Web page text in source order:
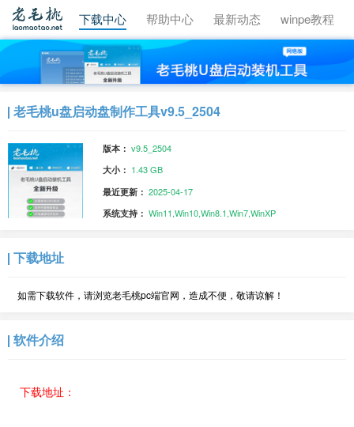
视频教程 下载中心 帮助中心 最新动态 winpe教程
老毛桃u盘启动盘制作工具v9.5_2504
版本： v9.5_2504
大小： 1.43 GB
最近更新： 2025-04-17
系统支持： Win11,Win10,Win8.1,Win7,WinXP
下载地址
如需下载软件，请浏览老毛桃pc端官网，造成不便，敬请谅解！
软件介绍
下载地址：